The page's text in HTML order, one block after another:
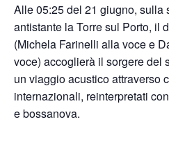
Alle 05:25 del 21 giugno, sulla
antistante la Torre sul Porto, il
(Michela Farinelli alla voce e
voce) accoglierà il sorgere del
un viaggio acustico attraverso
internazionali, reinterpretati
e bossanova.